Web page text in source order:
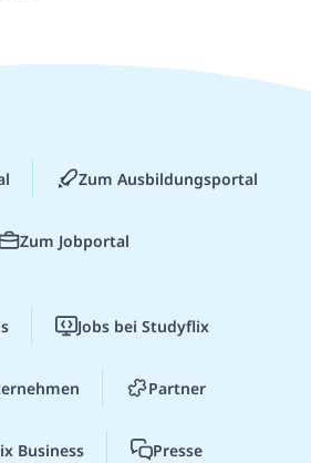
Zum Ausbildungsportal
Zum Jobportal
Jobs bei Studyflix
Partner
Business Presse